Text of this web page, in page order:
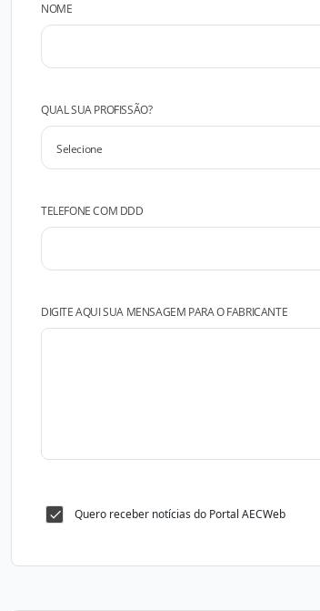
NOME
QUAL SUA PROFISSÃO?
TELEFONE COM DDD
DIGITE AQUI SUA MENSAGEM PARA O FABRICANTE
Quero receber notícias do Portal AECWeb